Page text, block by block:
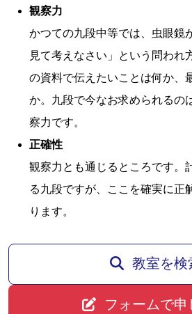
観察力
かつての九段中等では、虫眼鏡
見て考えなさい」という問われ
の資料で伝えたいことは何か、
か。九段で今なお求められるの
察力です。
正確性
観察力とも通じるところです。
る九段ですが、ここを確実に正
ります。
教室を検
フォームで申